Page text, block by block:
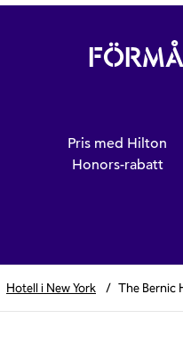
Pris med Hilton
Honors-rabatt
Hotell i New York / The Bernic